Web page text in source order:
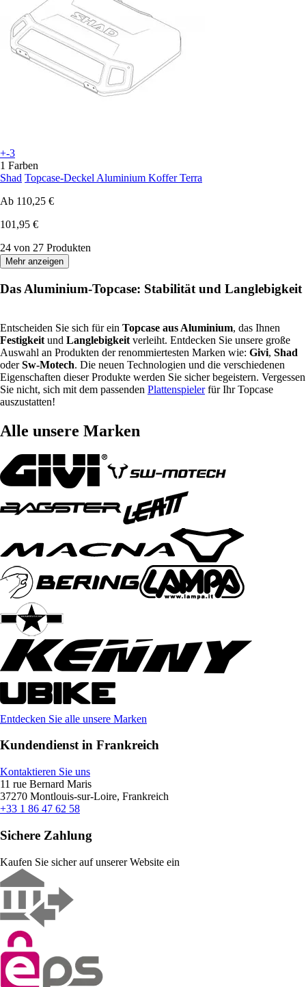
+-3
1 Farben
Shad Topcase-Deckel Aluminium Koffer Terra
Ab 110,25 €
101,95 €
24 von 27 Produkten
Mehr anzeigen
Das Aluminium-Topcase: Stabilität und Langlebigkeit
Entscheiden Sie sich für ein Topcase aus Aluminium, das Ihnen
Festigkeit und Langlebigkeit verleiht. Entdecken Sie unsere große
Auswahl an Produkten der renommiertesten Marken wie: Givi, Shad
oderSw-Motech. Die neuen Technologien und die verschiedenen
Eigenschaften dieser Produkte werden Sie sicher begeistern. Vergessen
Sie nicht, sich mit dem passenden Plattenspielerfür Ihr Topcase
auszustatten!
Alle unsere Marken
Entdecken Sie alle unsere Marken
Kundendienst in Frankreich
Kontaktieren Sie uns
11 rue Bernard Maris
37270 Montlouis-sur-Loire, Frankreich
+33 1 86 47 62 58
Sichere Zahlung
Kaufen Sie sicher auf unserer Website ein